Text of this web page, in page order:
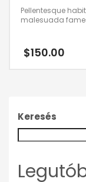
Pellentesque
malesuada
$150.00
Keresés